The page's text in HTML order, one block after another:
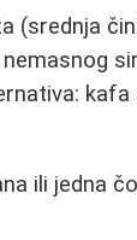
(srednja
kafa
ili jedna